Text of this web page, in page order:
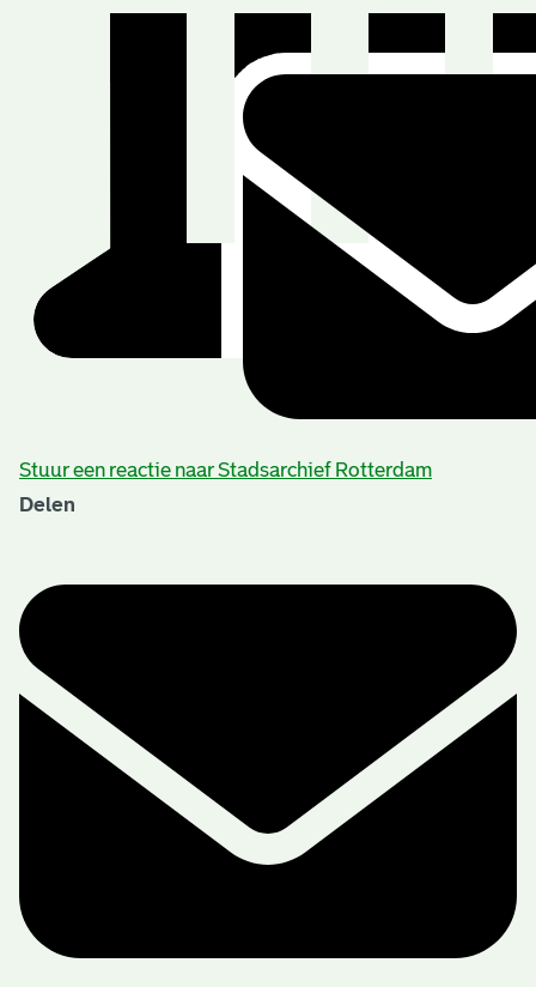
Stuur een reactie naar Stadsarchief Rotterdam
Delen